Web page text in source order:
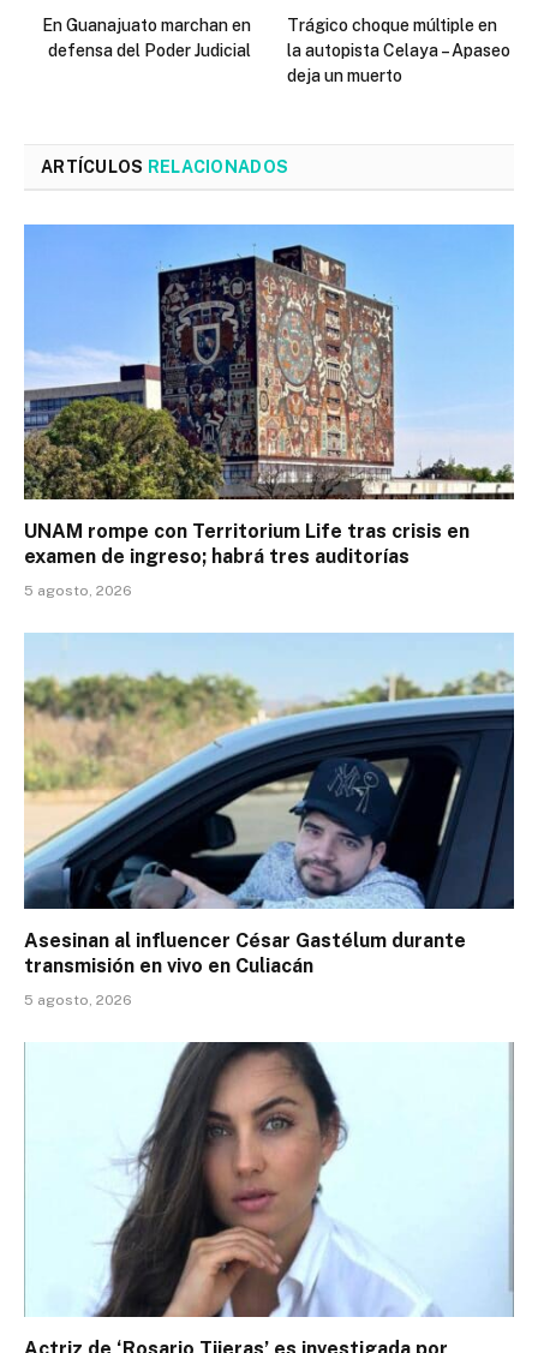
En Guanajuato marchan en
defensa del Poder Judicial
Trágico choque múltiple en
la autopista Celaya – Apaseo
deja un muerto
ARTÍCULOS RELACIONADOS
UNAM rompe con Territorium Life tras crisis en
examen de ingreso; habrá tres auditorías
5 agosto, 2026
Asesinan al influencer César Gastélum durante
transmisión en vivo en Culiacán
5 agosto, 2026